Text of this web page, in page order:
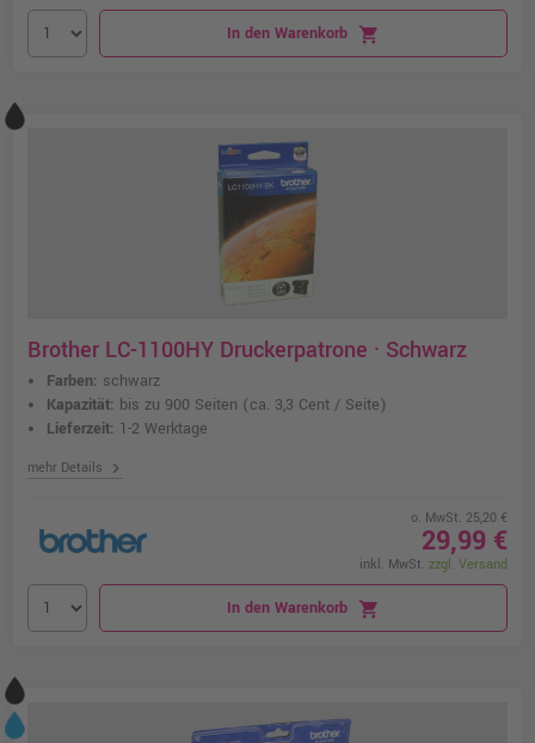
In den Warenkorb shopping_cart
Brother LC-1100HY Druckerpatrone · Schwarz
Farben: schwarz
Kapazität: bis zu 900 Seiten (ca. 3,3 Cent / Seite)
Lieferzeit: 1-2 Werktage
mehr Details chevron_right
o. MwSt. 25,20 €
29,99 €
inkl. MwSt. zzgl. Versand
In den Warenkorb shopping_cart